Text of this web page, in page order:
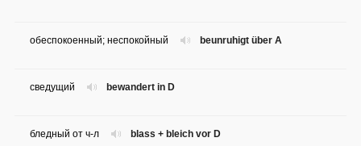
beunruhigt über A
обеспокоенный; неспокойный
bewandert in D
сведущий
blass + bleich vor D
бледный от ч-л